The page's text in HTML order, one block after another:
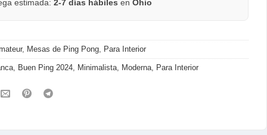
estimada: 2-7 días hábiles en Ohio
, Mesas de Ping Pong Para Interior
Buen Ping 2024 Minimalista Moderna Para Interior